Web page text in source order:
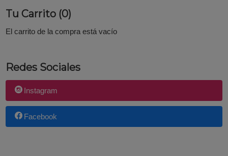
Tu Carrito (0)
El carrito de la compra está vacío
Redes Sociales
Instagram
Facebook